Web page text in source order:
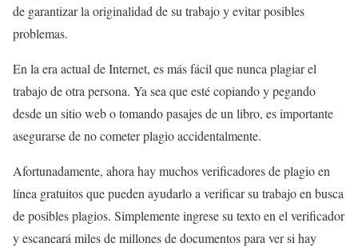
de garantizar la originalidad de su trabajo y evitar posibles
problemas.
En la era actual de Internet, es más fácil que nunca plagiar el
trabajo de otra persona. Ya sea que esté copiando y pegando
desde un sitio web o tomando pasajes de un libro, es importante
asegurarse de no cometer plagio accidentalmente.
Afortunadamente, ahora hay muchos verificadores de plagio en
línea gratuitos que pueden ayudarlo a verificar su trabajo en busca
de posibles plagios. Simplemente ingrese su texto en el verificador
y escaneará miles de millones de documentos para ver si hay